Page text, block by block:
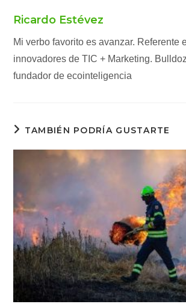
Ricardo Estévez
Mi verbo favorito es avanzar. Referente
innovadores de TIC + Marketing.
fundador de ecointeligencia
TAMBIÉN PODRÍA GUSTARTE